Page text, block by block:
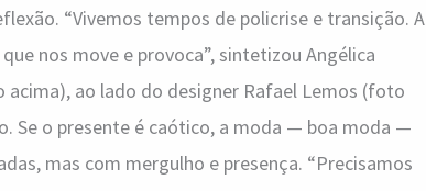
“Vivemos tempos de policrise e transição. A
nos move e provoca”, sintetizou Angélica
acima), ao lado do designer Rafael Lemos (foto
Se o presente é caótico, a moda — boa moda —
mas com mergulho e presença. “Precisamos